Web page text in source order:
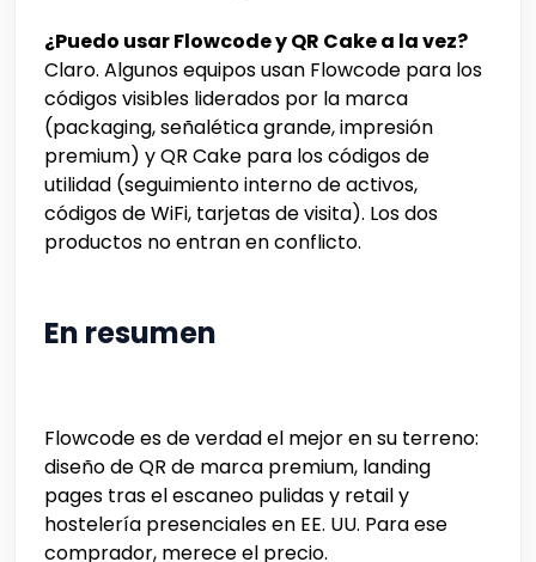
¿Puedo usar Flowcode y QR Cake a la vez?
Claro. Algunos equipos usan Flowcode para los
códigos visibles liderados por la marca
(packaging, señalética grande, impresión
premium) y QR Cake para los códigos de
utilidad (seguimiento interno de activos,
códigos de WiFi, tarjetas de visita). Los dos
productos no entran en conflicto.
En resumen
Flowcode es de verdad el mejor en su terreno:
diseño de QR de marca premium, landing
pages tras el escaneo pulidas y retail y
hostelería presenciales en EE. UU. Para ese
comprador, merece el precio.